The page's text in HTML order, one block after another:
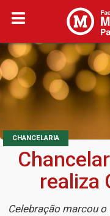
CHANCELARIA
realiza
Celebração marcou o